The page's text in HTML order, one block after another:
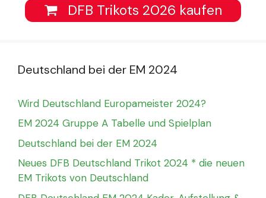
DFB Trikots 2026 kaufen
Deutschland bei der EM 2024
Wird Deutschland Europameister 2024?
EM 2024 Gruppe A Tabelle und Spielplan
Deutschland bei der EM 2024
Neues DFB Deutschland Trikot 2024 * die neuen
EM Trikots von Deutschland